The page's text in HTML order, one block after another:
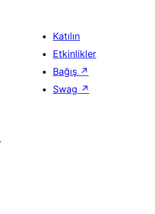
Katılın
Etkinlikler
Bağış ↗
Swag ↗